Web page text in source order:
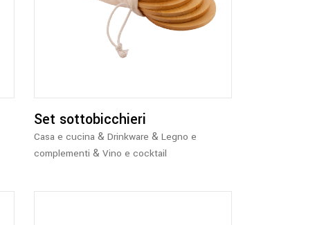
Set sottobicchieri
Casa e cucina &Drinkware &Legno e
complementi &Vino e cocktail